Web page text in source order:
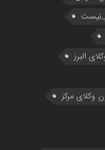
البرز
وکلای مرکز